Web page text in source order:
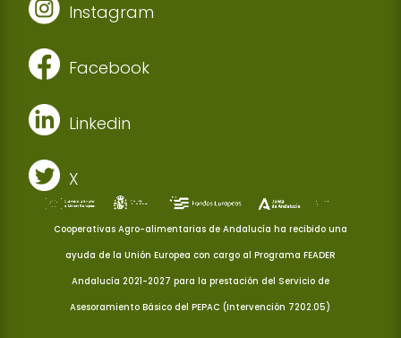
Instagram
Facebook
Linkedin
X
Cooperativas Agro-alimentarias de Andalucía ha recibido una
ayuda de la Unión Europea con cargo al Programa FEADER
Andalucía 2021-2027 para la prestación del Servicio de
Asesoramiento Básico del PEPAC (Intervención 7202.05)